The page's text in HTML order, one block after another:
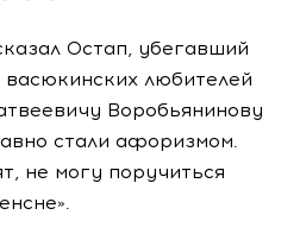
Остап, убегавший
васюкинских любителей
Воробьянинову
стали афоризмом.
не могу поручиться